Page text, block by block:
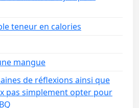
teneur en calories
mangue
de réflexions ainsi que
pas simplement opter pour